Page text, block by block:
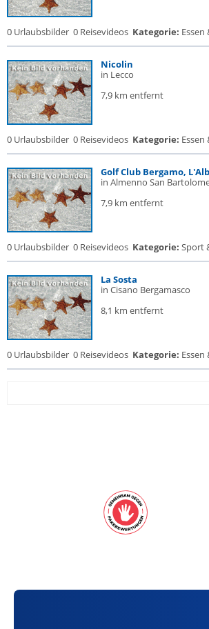
0 Urlaubsbilder 0 Reisevideos Kategorie: Essen
Nicolin
in Lecco
7,9 km entfernt
0 Urlaubsbilder 0 Reisevideos Kategorie: Essen
Golf Club Bergamo,
in Almenno San
7,9 km entfernt
0 Urlaubsbilder 0 Reisevideos Kategorie: Sport
La Sosta
in Cisano Bergamasco
8,1 km entfernt
0 Urlaubsbilder 0 Reisevideos Kategorie: